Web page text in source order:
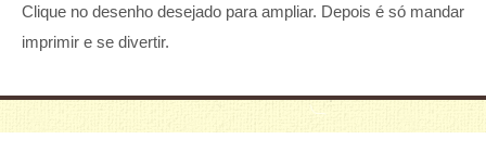
Clique no desenho desejado para ampliar. Depois é só mandar
imprimir e se divertir.